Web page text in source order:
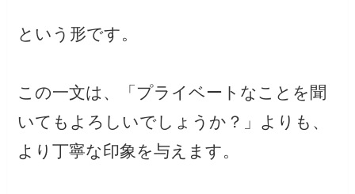
という形です。
この一文は、「プライベートなことを聞
いてもよろしいでしょうか？」よりも、
より丁寧な印象を与えます。